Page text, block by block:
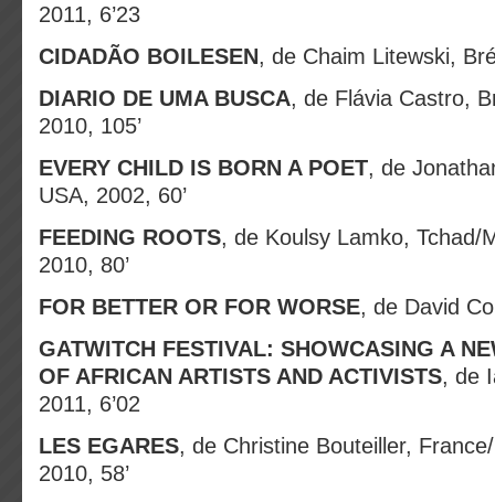
2011, 6’23
CIDADÃO BOILESEN, de Chaim Litewski,
DIARIO DE UMA BUSCA, de Flávia Castro,
2010, 105’
EVERY CHILD IS BORN A POET, de
USA, 2002, 60’
FEEDING ROOTS, de Koulsy Lamko, Tchad/
2010, 80’
FOR BETTER OR FOR WORSE, de David
GATWITCH FESTIVAL: SHOWCASING A
OF AFRICAN ARTISTS AND ACTIVISTS, de
2011, 6’02
LES EGARES, de Christine Bouteiller,
2010, 58’